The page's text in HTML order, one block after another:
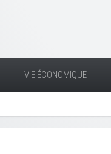
VIE ÉCONOMIQUE